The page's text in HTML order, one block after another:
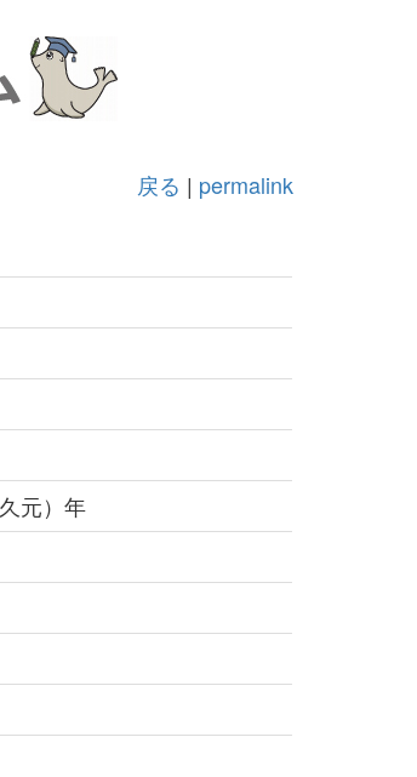
戻る | permalink
元）年